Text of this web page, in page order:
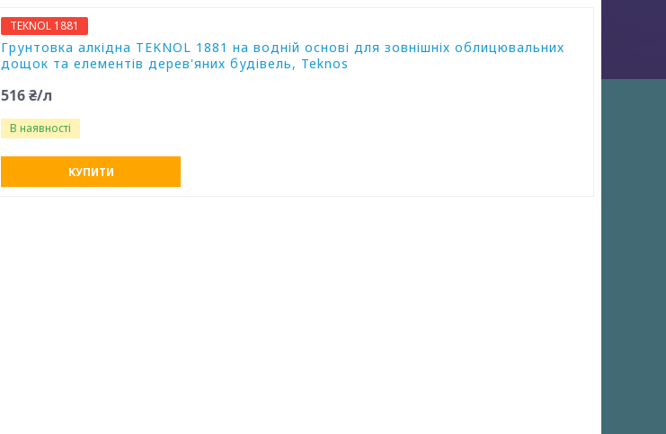
TEKNOL 1881
Грунтовка алкідна TEKNOL 1881 на водній основі для зовнішніх облицювальних
дощок та елементів дерев'яних будівель, Teknos
516 ₴/л
В наявності
КУПИТИ